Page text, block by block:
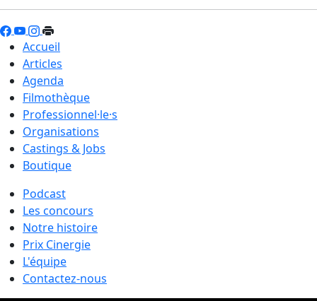
Accueil
Articles
Agenda
Filmothèque
Professionnel·le·s
Organisations
Castings & Jobs
Boutique
Podcast
Les concours
Notre histoire
Prix Cinergie
L'équipe
Contactez-nous